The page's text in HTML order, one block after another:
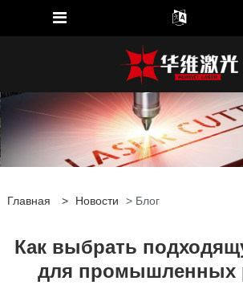
Главная > Новости > Блог
Как выбрать
для промышленных